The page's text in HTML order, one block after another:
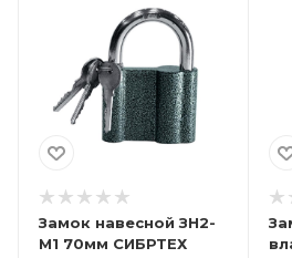
Замок навесной ЗН2-
М1 70мм СИБРТЕХ